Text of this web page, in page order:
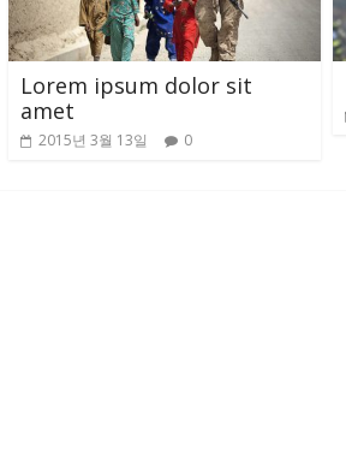
Lorem ipsum dolor sit
amet
2015년 3월 13일 0